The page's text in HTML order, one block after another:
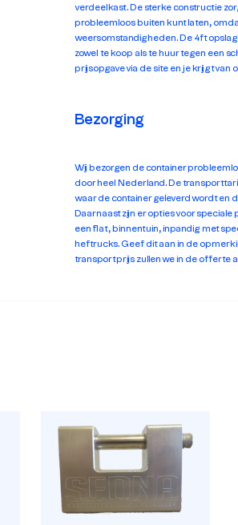
verdeelkast. De sterke constructie
probleemloos buiten kunt laten,
weersomstandigheden. De 4ft
zowel te koop als te huur tegen een
prijsopgave via de site en je krijgt van
Bezorging
Wij bezorgen de container
door heel Nederland. De
waar de container geleverd wordt en
Daarnaast zijn er opties voor
een flat, binnentuin, inpandig met
heftrucks. Geef dit aan in de
transportprijs zullen we in de offerte